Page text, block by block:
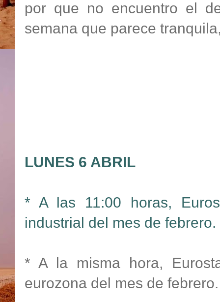
por que no encuentro el
semana que parece
LUNES 6 ABRIL
* A las 11:00 horas,
industrial del mes de febrero.
* A la misma hora,
eurozona del mes de febrero.